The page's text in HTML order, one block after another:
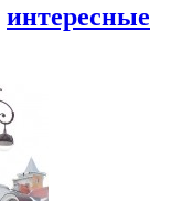
интересные